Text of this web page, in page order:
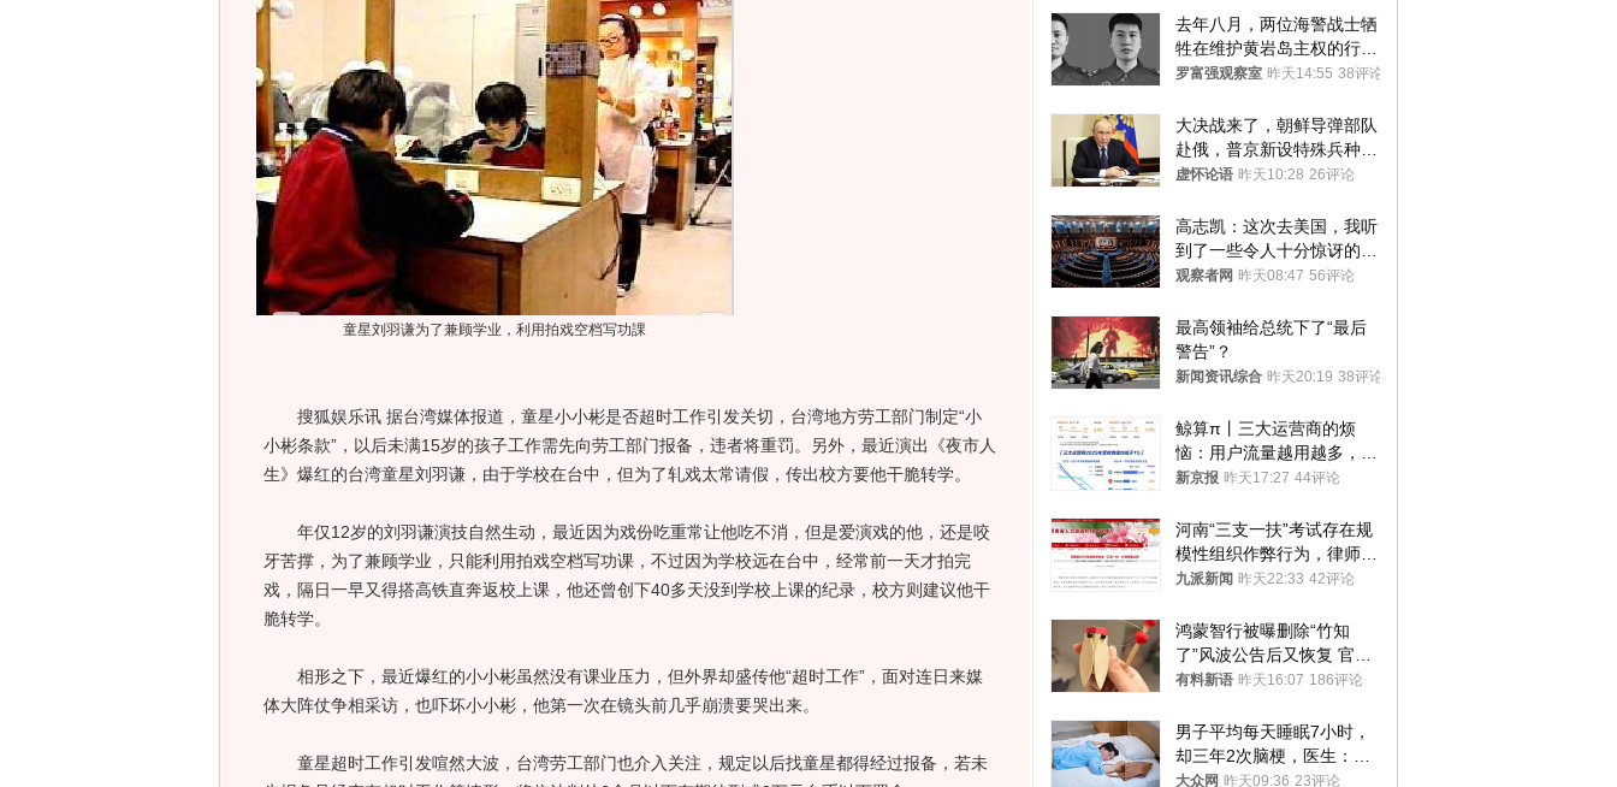
童星刘羽谦为了兼顾学业，利用拍戏空档写功課
搜狐娱乐讯 据台湾媒体报道，童星小小彬是否超时工作引发关切，台湾地方劳工部门制定“小
小彬条款”，以后未满15岁的孩子工作需先向劳工部门报备，违者将重罚。另外，最近演出《夜市人
生》爆红的台湾童星刘羽谦，由于学校在台中，但为了轧戏太常请假，传出校方要他干脆转学。
年仅12岁的刘羽谦演技自然生动，最近因为戏份吃重常让他吃不消，但是爱演戏的他，还是咬
牙苦撑，为了兼顾学业，只能利用拍戏空档写功课，不过因为学校远在台中，经常前一天才拍完
戏，隔日一早又得搭高铁直奔返校上课，他还曾创下40多天没到学校上课的纪录，校方则建议他干
脆转学。
相形之下，最近爆红的小小彬虽然没有课业压力，但外界却盛传他“超时工作”，面对连日来媒
体大阵仗争相采访，也吓坏小小彬，他第一次在镜头前几乎崩溃要哭出来。
童星超时工作引发喧然大波，台湾劳工部门也介入关注，规定以后找童星都得经过报备，若未
去年八月，两位海警战士牺
牲在维护黄岩岛主权的行动
中
罗富强观察室 昨天14:55 38评论
大决战来了，朝鲜导弹部队
赴俄，普京新设特殊兵种，
76岁老将扛旗
虚怀论语 昨天10:28 26评论
高志凯：这次去美国，我听
到了一些令人十分惊讶的消
息
观察者网 昨天08:47 56评论
最高领袖给总统下了“最后
警告”？
新闻资讯综合 昨天20:19 38评论
鲸算π丨三大运营商的烦
恼：用户流量越用越多，收
入却越来越少
新京报 昨天17:27 44评论
河南“三支一扶”考试存在规
模性组织作弊行为，律师：
涉嫌非法获取国家秘密罪等
九派新闻 昨天22:33 42评论
鸿蒙智行被曝删除“竹知
了”风波公告后又恢复 官媒
曾力挺：劝华为要大度的，
有料新语 昨天16:07 186评论
男子平均每天睡眠7小时，
却三年2次脑梗，医生：这
样睡觉更伤身
大众网 昨天09:36 23评论